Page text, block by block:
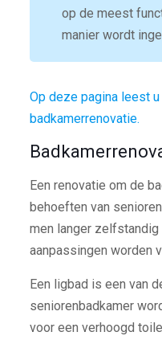
op de meest
manier wordt
Op deze pagina leest
badkamerrenovatie.
Een renovatie om de
behoeften van
men langer
aanpassingen worden
Een ligbad is een van
seniorenbadkamer
voor een verhoogd